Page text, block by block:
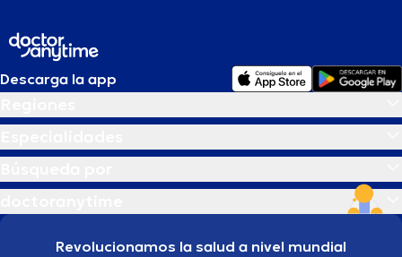
Descarga la app
Revolucionamos la salud a nivel mundial